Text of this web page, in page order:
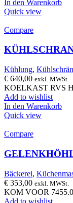
In den Warenkorb
Quick view
Compare
Kühlung,
€ 640,00 exkl. MWSt.
KOELKAST RVS
Add to wishlist
In den Warenkorb
Quick view
Compare
Bäckerei,
€ 353,00 exkl. MWSt.
KOM VOOR
Add to wishlist